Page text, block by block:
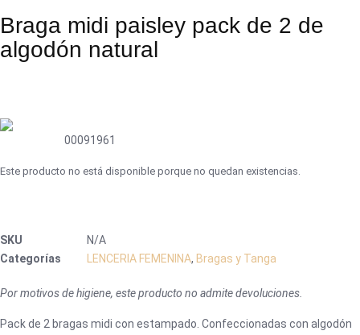
Braga midi paisley pack de 2 de
algodón natural
00091961
Este producto no está disponible porque no quedan existencias.
SKU
N/A
Categorías
LENCERIA FEMENINA, Bragas y Tanga
Por motivos de higiene, este producto no admite devoluciones.
Pack de 2 bragas midi con estampado. Confeccionadas con algodón